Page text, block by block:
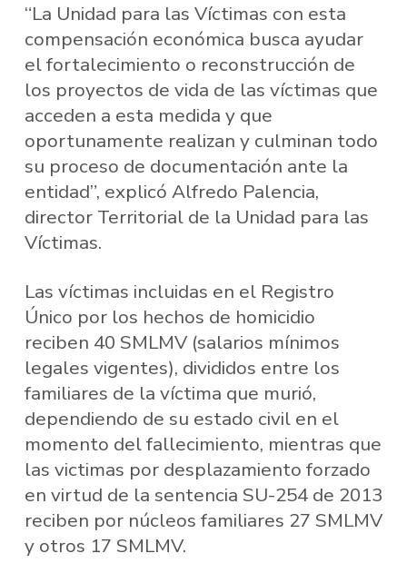
“La Unidad para las Víctimas con esta
compensación económica busca ayudar
el fortalecimiento o reconstrucción de
los proyectos de vida de las víctimas que
acceden a esta medida y que
oportunamente realizan y culminan todo
su proceso de documentación ante la
entidad”, explicó Alfredo Palencia,
director Territorial de la Unidad para las
Víctimas.
Las víctimas incluidas en el Registro
Único por los hechos de homicidio
reciben 40 SMLMV (salarios mínimos
legales vigentes), divididos entre los
familiares de la víctima que murió,
dependiendo de su estado civil en el
momento del fallecimiento, mientras que
las victimas por desplazamiento forzado
en virtud de la sentencia SU-254 de 2013
reciben por núcleos familiares 27 SMLMV
y otros 17 SMLMV.